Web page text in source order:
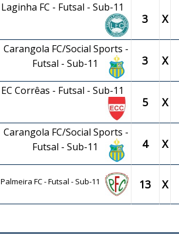
Laginha FC - Futsal - Sub-11
3 X
Carangola FC/Social Sports -
Futsal - Sub-11
3 X
EC Corrêas - Futsal - Sub-11
5 X
Carangola FC/Social Sports -
Futsal - Sub-11
4 X
Palmeira FC - Futsal - Sub-11 13 X